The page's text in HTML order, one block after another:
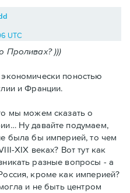
UTC
Проливах? )))
поностью
и Франции.
мы можем сказать о
Ну давайте подумаем,
была бы империей, то чем
XIX веках? Вот тут как
разные вопросы - а
кроме как империей?
и не быть центром